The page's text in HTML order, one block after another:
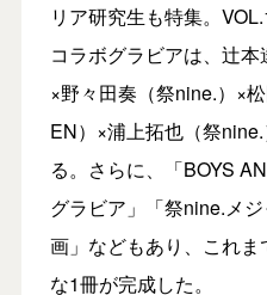
リア研究生も特集。
コラボグラビアは、辻本
×野々田奏（祭nine.）×
EN）×浦上拓也（祭
る。さらに、「BOYS
グラビア」「祭nine.メ
画」などもあり、これ
な1冊が完成した。